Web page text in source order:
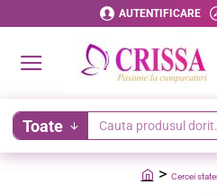
AUTENTIFICARE
Toate
Cauta
produsul
Cercei